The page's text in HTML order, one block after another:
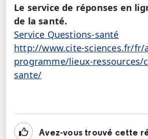
Le service de réponses en
de la santé.
Service Questions-santé
http://www.cite-sciences.fr/fr/
programme/lieux-ressources/
sante/
Avez-vous trouvé cette